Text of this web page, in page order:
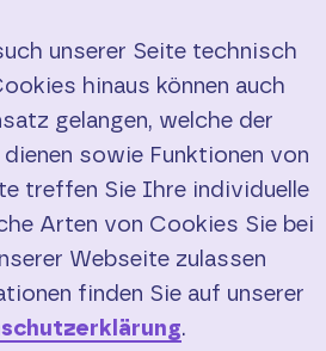
> Touren-Tipps >
unserer Seite technisch
hinaus können auch
gelangen, welche der
sowie Funktionen von
treffen Sie Ihre individuelle
Arten von Cookies Sie bei
Webseite zulassen
finden Sie auf unserer
.